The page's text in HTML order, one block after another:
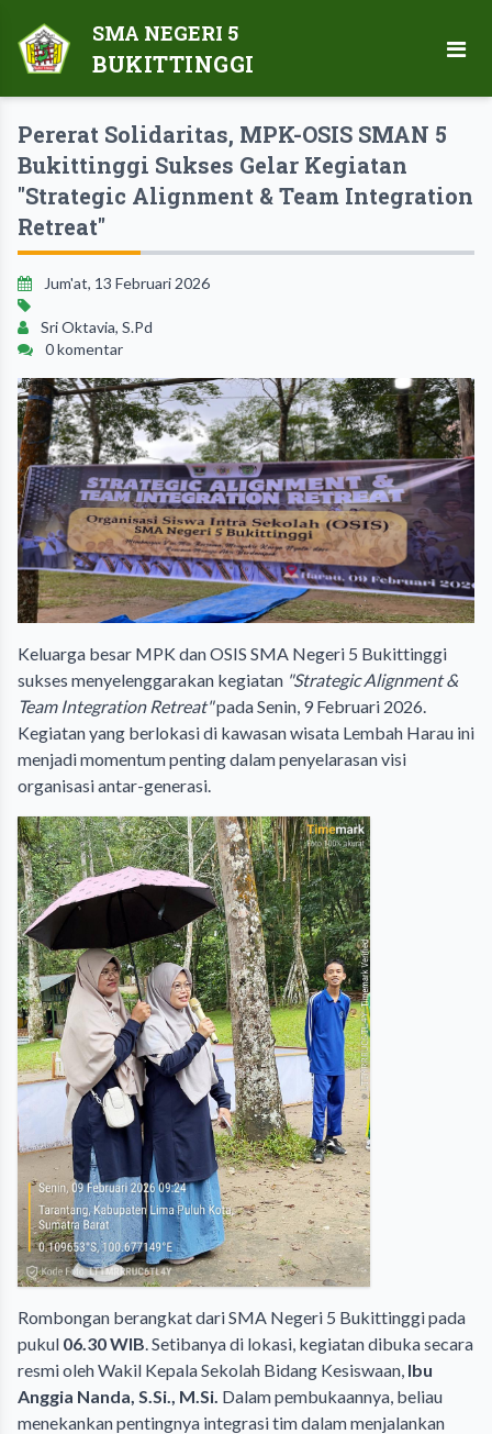
SMA NEGERI 5
BUKITTINGGI
Pererat Solidaritas, MPK-OSIS SMAN 5
Bukittinggi Sukses Gelar Kegiatan
"Strategic Alignment & Team Integration
Retreat"
Jum'at, 13 Februari 2026
Sri Oktavia, S.Pd
0 komentar
Keluarga besar MPK dan OSIS SMA Negeri 5 Bukittinggi
sukses menyelenggarakan kegiatan "Strategic Alignment &
Team Integration Retreat"pada Senin, 9 Februari 2026.
Kegiatan yang berlokasi di kawasan wisata Lembah Harau ini
menjadi momentum penting dalam penyelarasan visi
organisasi antar-generasi.
Rombongan berangkat dari SMA Negeri 5 Bukittinggi pada
pukul 06.30 WIB. Setibanya di lokasi, kegiatan dibuka secara
resmi oleh Wakil Kepala Sekolah Bidang Kesiswaan, Ibu
Anggia Nanda, S.Si., M.Si. Dalam pembukaannya, beliau
menekankan pentingnya integrasi tim dalam menjalankan